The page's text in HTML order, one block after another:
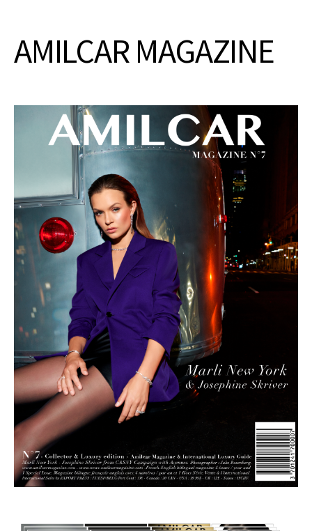
AMILCAR MAGAZINE